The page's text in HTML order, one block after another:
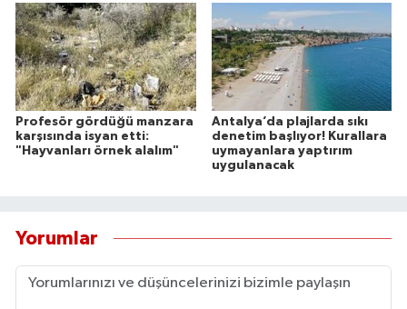
Profesör gördüğü manzara
karşısında isyan etti:
"Hayvanları örnek alalım"
Antalya’da plajlarda sıkı
denetim başlıyor! Kurallara
uymayanlara yaptırım
uygulanacak
Yorumlar